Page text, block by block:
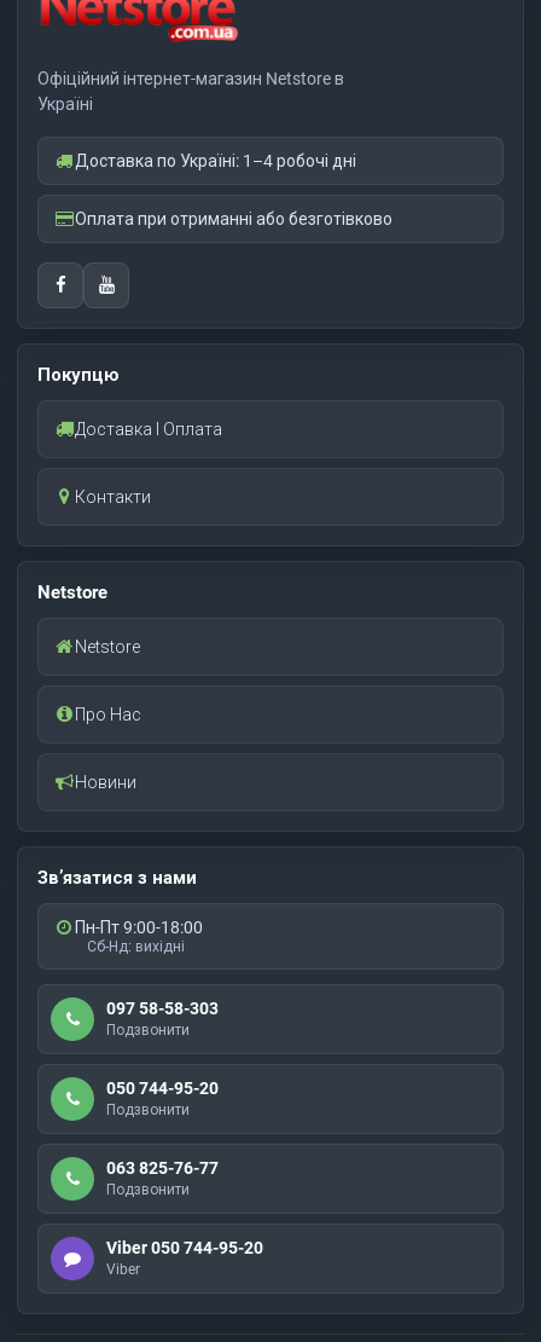
Офіційний інтернет-магазин Netstore в
Україні
Доставка по Україні: 1–4 робочі дні
Оплата при отриманні або безготівково
Покупцю
Доставка І Оплата
Контакти
Netstore
Netstore
Про Нас
Новини
Зв’язатися з нами
Пн-Пт 9:00-18:00
Сб-Нд: вихідні
097 58-58-303
Подзвонити
050 744-95-20
Подзвонити
063 825-76-77
Подзвонити
Viber 050 744-95-20
Viber